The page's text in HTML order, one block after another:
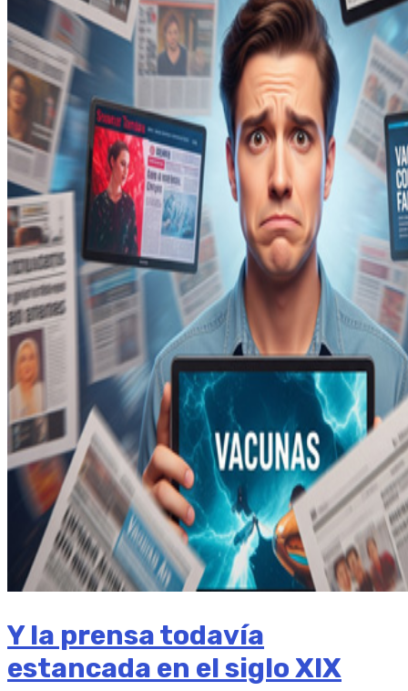
Y la prensa todavía
estancada en el siglo XIX